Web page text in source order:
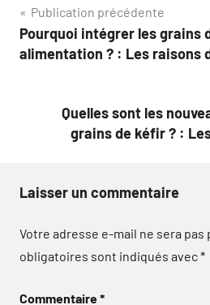
Navigation
de
Publication précédente
Pourquoi intégrer les grains
alimentation ? : Les raisons
Quelles sont les
grains de kéfir ? :
Laisser un commentaire
Votre adresse e-mail ne sera pas
obligatoires sont indiqués avec*
Commentaire*